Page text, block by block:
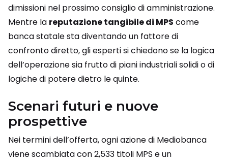
dimissioni nel prossimo consiglio di amministrazione.
Mentre la reputazione tangibile di MPS come
banca statale sta diventando un fattore di
confronto diretto, gli esperti si chiedono se la logica
dell’operazione sia frutto di piani industriali solidi o di
logiche di potere dietro le quinte.
Scenari futuri e nuove
prospettive
Nei termini dell’offerta, ogni azione di Mediobanca
viene scambiata con 2,533 titoli MPS e un